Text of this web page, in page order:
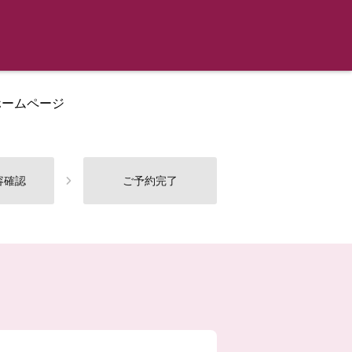
ムページ
確認 ご予約完了